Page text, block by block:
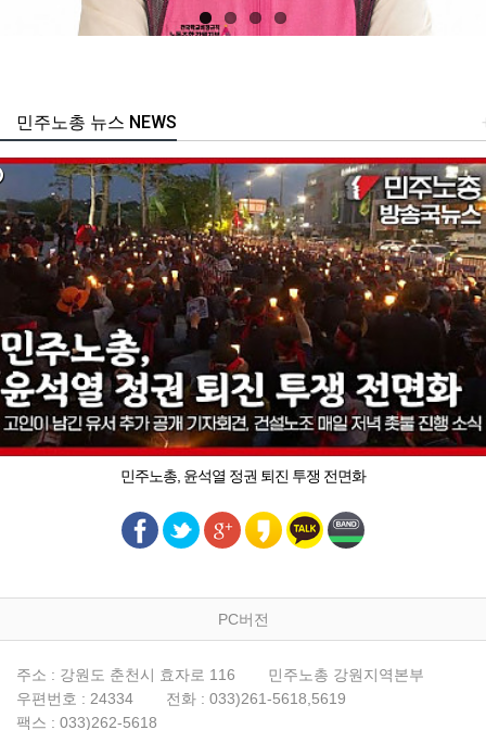
주노총 뉴스 NEWS
민주노총, 윤석열 정권 퇴진 투쟁 전면화
PC버전
주소 : 강원도 춘천시 효자로 116
민주노총 강원지역본부
우편번호 : 24334
전화 : 033)261-5618,5619
팩스 : 033)262-5618